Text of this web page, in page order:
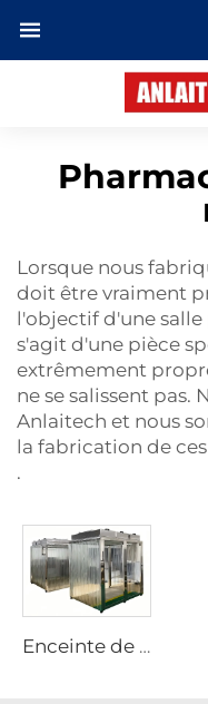
Lorsque nous
doit être vraiment
l'objectif d'une
s'agit d'une pièce
extrêmement
ne se salissent pas.
Anlaitech et nous
la fabrication de ces
.
Enceinte de Salle Blanche en PVC Vinyle Modulaire Cabine Portable Préfabriquée Booth de Salle Blanche